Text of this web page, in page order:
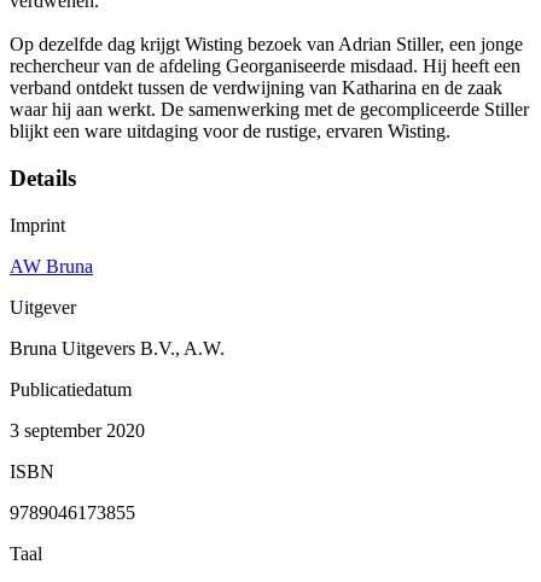
Op dezelfde dag krijgt Wisting bezoek van Adrian Stiller, een jonge
rechercheur van de afdeling Georganiseerde misdaad. Hij heeft een
verband ontdekt tussen de verdwijning van Katharina en de zaak
waar hij aan werkt. De samenwerking met de gecompliceerde Stiller
blijkt een ware uitdaging voor de rustige, ervaren Wisting.
Details
Imprint
AW Bruna
Uitgever
Bruna Uitgevers B.V., A.W.
Publicatiedatum
3 september 2020
ISBN
9789046173855
Taal